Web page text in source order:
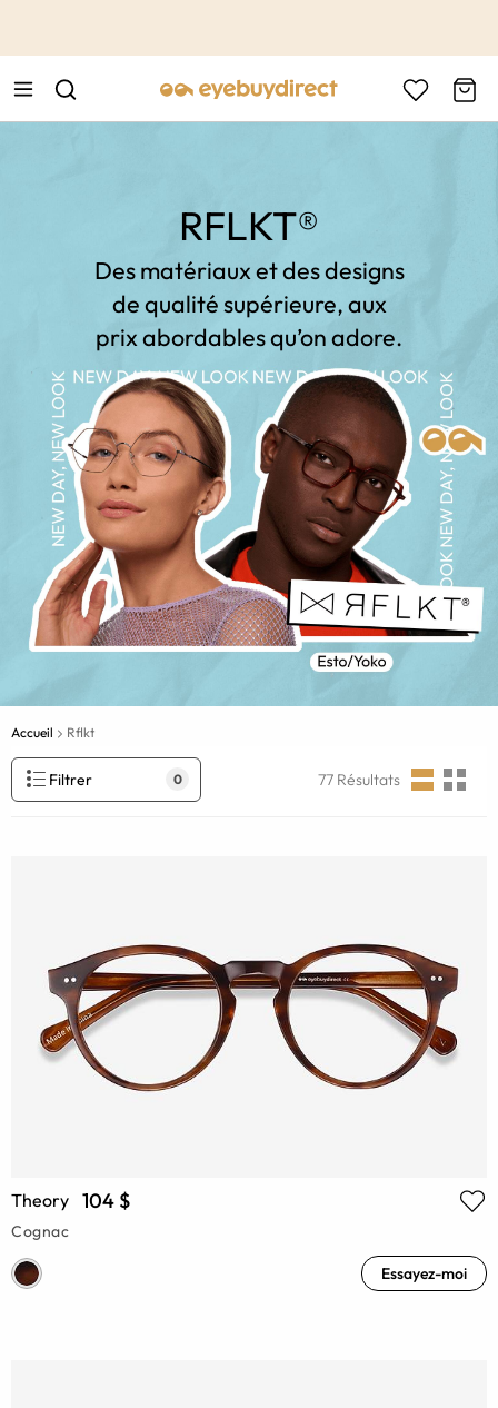
RFLKT®
Des matériaux et des designs
de qualité supérieure, aux
prix abordables qu’on adore.
Accueil Rflkt
Filtrer 0 77 Résultats
Theory 104 $
Cognac
Essayez-moi